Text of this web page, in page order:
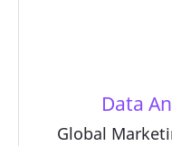
Data
Global